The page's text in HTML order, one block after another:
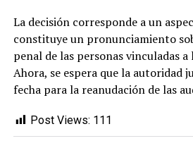
La decisión corresponde a un
constituye un pronunciamiento
penal de las personas vinculadas
Ahora, se espera que la autoridad
fecha para la reanudación de las
Post Views: 111